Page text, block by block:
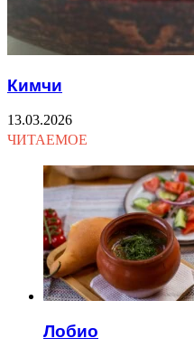
Кимчи
13.03.2026
ЧИТАЕМОЕ
Лобио